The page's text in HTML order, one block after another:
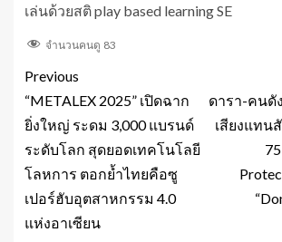
เล่นด้วยสติ play based learning SE
จำนวนคนดู 83
Previous
“METALEX 2025” เปิดฉาก
ยิ่งใหญ่ ระดม 3,000 แบรนด์
ระดับโลก สุดยอดเทคโนโลยี
โลหการ ตอกย้ำไทยคือซู
เปอร์ฮับอุตสาหกรรม 4.0
แห่งอาเซียน
ดารา-คนดั
เสียงแทน